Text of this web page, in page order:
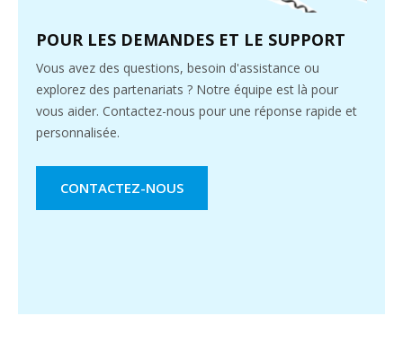
POUR LES DEMANDES ET LE SUPPORT
Vous avez des questions, besoin d'assistance ou
explorez des partenariats ? Notre équipe est là pour
vous aider. Contactez-nous pour une réponse rapide et
personnalisée.
CONTACTEZ-NOUS